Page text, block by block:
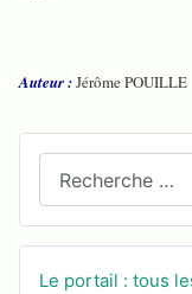
Le portail : tous
Auteur :Jérôme POUILLE